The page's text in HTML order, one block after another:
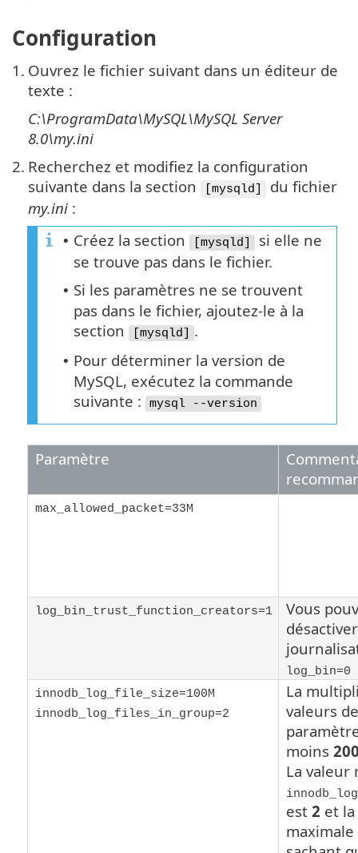
Configuration
1. Ouvrez le fichier suivant dans un éditeur de
texte :
C:\ProgramData\MySQL\MySQL Server
8.0\my.ini
2. Recherchez et modifiez la configuration
suivante dans la section
[mysqld]
du fichier
my.ini :
• Créez la section [mysqld]
si elle ne
se trouve pas dans le fichier.
• Si les paramètres ne se trouvent
pas dans le fichier, ajoutez-le à la
section
[mysqld] .
• Pour déterminer la version de
MySQL, exécutez la commande
suivante :
mysql --version
Paramètre
max_allowed_packet=33M
log_bin_trust_function_creators=1
Vous
log_bin=0
innodb_log_file_size=100M
innodb_log_files_in_group=2
La
valeurs
moins
La valeur
est 2 et